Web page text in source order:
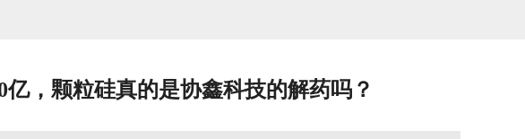
，颗粒硅真的是协鑫科技的解药吗？